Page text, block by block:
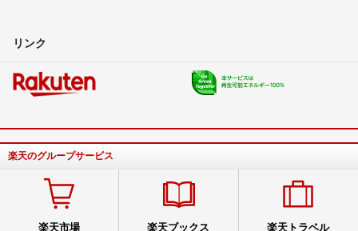
リンク
楽天のグループサービス
楽天市場 楽天ブックス 楽天トラベル